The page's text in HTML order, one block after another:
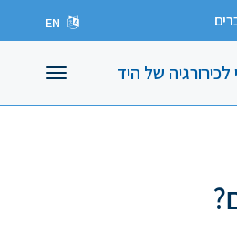
EN
של היד תפריט